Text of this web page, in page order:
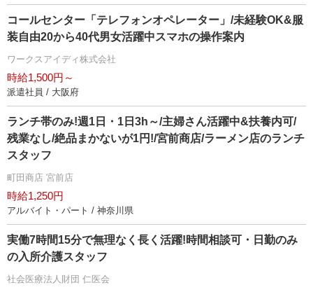
コールセンター「テレフォンオペレーター」/未経験OK&服
装自由20から40代男女活躍中スマホの操作案内
ワークスアイディ株式会社
時給1,500円～
派遣社員 / 大阪府
ランチ帯のみ!週1日・1日3h～/主婦さん活躍中&扶養内可/
残業なし/絶品まかないが1円!/宮前商店/ラーメン店のランチ
スタッフ
町田商店 宮前店
時給1,250円
アルバイト・パート / 神奈川県
実働7時間15分で無理なく長く活躍!時間相談可・日勤のみ
の入所介護スタッフ
社会医療法人財団 仁医会